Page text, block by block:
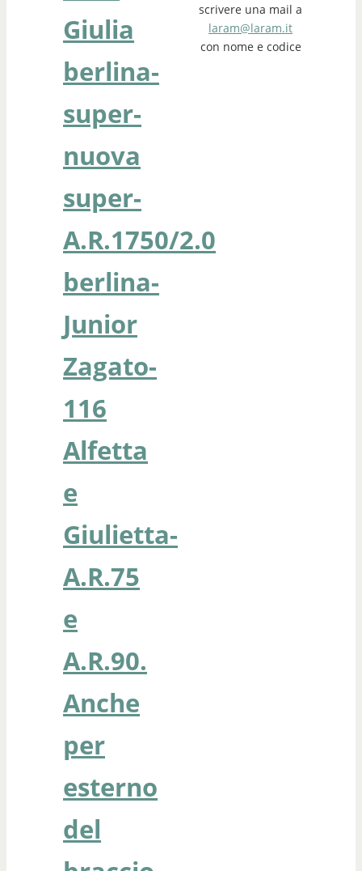
Giulia
berlina-
super-
nuova
super-
A.R.1750/2.0
berlina-
Junior
Zagato-
116
Alfetta
e
Giulietta-
A.R.75
e
A.R.90.
Anche
per
esterno
del
scrivere una mail a
laram@laram.it
con nome e codice